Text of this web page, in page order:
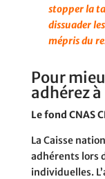
stopper la
dissuader
mépris du
Pour
adhérez
Le fond CNAS
La Caisse
adhérents lors
individuelles.